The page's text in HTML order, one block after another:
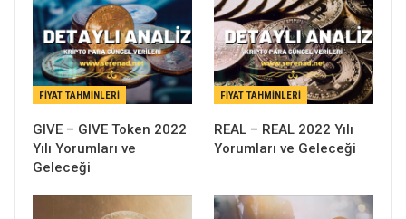
FIYAT TAHMINLERI
GIVE – GIVE Token 2022
Yılı Yorumları ve
Geleceği
FIYAT TAHMINLERI
REAL – REAL 2022 Yılı
Yorumları ve Geleceği